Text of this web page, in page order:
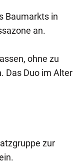
Baumarkts in
an.
ohne zu
Das Duo im Alter
zur